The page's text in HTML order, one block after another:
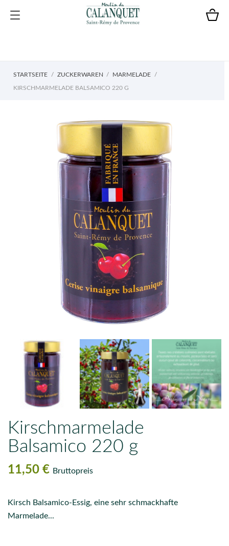
STARTSEITE ZUCKERWAREN MARMELADE
KIRSCHMARMELADE BALSAMICO 220 G
Kirschmarmelade
Balsamico 220 g
11,50 € Bruttopreis
Kirsch Balsamico-Essig, eine sehr schmackhafte
Marmelade...